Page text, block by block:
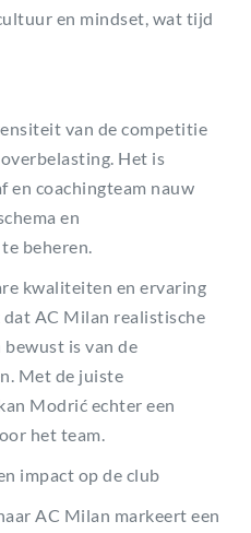
en mindset, wat tijd
van de competitie
Het is
en coachingteam nauw
en
beheren.
kwaliteiten en ervaring
AC Milan realistische
is van de
Met de juiste
Modrić echter een
het team.
impact op de club
AC Milan markeert een